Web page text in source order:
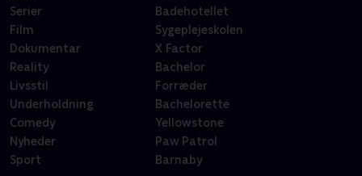
Serier
Film
Dokumentar
Reality
Livsstil
Underholdning
Comedy
Nyheder
Sport
Badehotellet
Sygeplejeskolen
X Factor
Bachelor
Forræder
Bachelorette
Yellowstone
Paw Patrol
Barnaby